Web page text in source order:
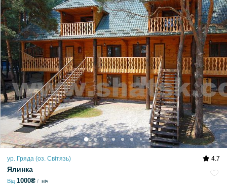
ур. Гряда (оз. Світязь) 4.7
Ялинка
Від 1000₴ ніч